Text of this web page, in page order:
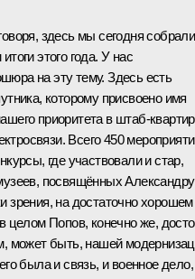
здесь мы сегодня
этого года. У нас
на эту тему. Здесь есть
которому присвоено имя
приоритета в штаб-
Всего 450
где участвовали и стар,
посвящённых Александру
зрения, на достаточно хорошем
целом Попов, конечно же,
может быть, нашей
была и связь, и военное дело,